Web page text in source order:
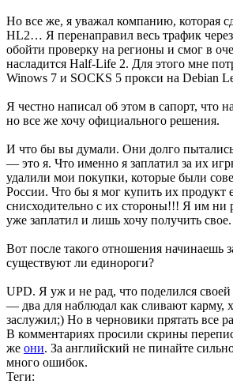
Но все же, я уважал компанию, которая
HL2… Я перенаправил весь трафик
обойти проверку на регионы и смог в
насладится Half-Life 2. Для этого мне
Winows 7 и SOCKS 5 прокси на Debian
Я честно написал об этом в сапорт, что
но все же хочу официального решения.
И что бы вы думали. Они долго пытались
— это я. Что именно я заплатил за их
удалили мои покупки, которые были
России. Что бы я мог купить их продукт
снисходительно с их стороны!!! Я им ни
уже заплатил и лишь хочу получить
Вот после такого отношения начинаешь
существуют ли единороги?
UPD. Я уж и не рад, что поделился
— два для наблюдал как сливают карму,
заслужил;) Но в черновики прятать все
В комментариях просили скрины
же они. За английский не пинайте
много ошибок.
Теги: